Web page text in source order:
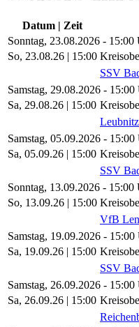
Datum | Zeit
Sonntag, 23.08.2026 -
So, 23.08.26 | 15:00
SSV
Samstag, 29.08.2026 -
Sa, 29.08.26 | 15:00
Samstag, 05.09.2026 -
Sa, 05.09.26 | 15:00
SSV
Sonntag, 13.09.2026 -
So, 13.09.26 | 15:00
VfB
Samstag, 19.09.2026 -
Sa, 19.09.26 | 15:00
SSV
Samstag, 26.09.2026 -
Sa, 26.09.26 | 15:00